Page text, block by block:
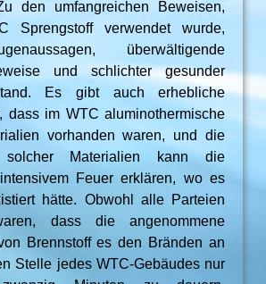
den umfangreichen Beweisen,
Sprengstoff verwendet wurde,
überwältigende
und schlichter gesunder
Es gibt auch erhebliche
dass im WTC aluminothermische
vorhanden waren, und die
solcher Materialien kann die
Feuer erklären, wo es
hätte. Obwohl alle Parteien
dass die angenommene
Brennstoff es den Bränden an
Stelle jedes WTC-Gebäudes nur